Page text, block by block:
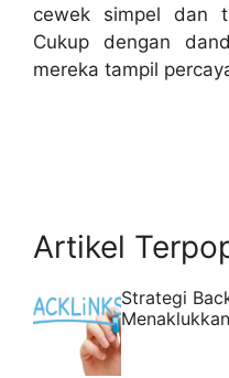
cewek simpel dan
Cukup dengan
mereka tampil
Artikel
Strategi